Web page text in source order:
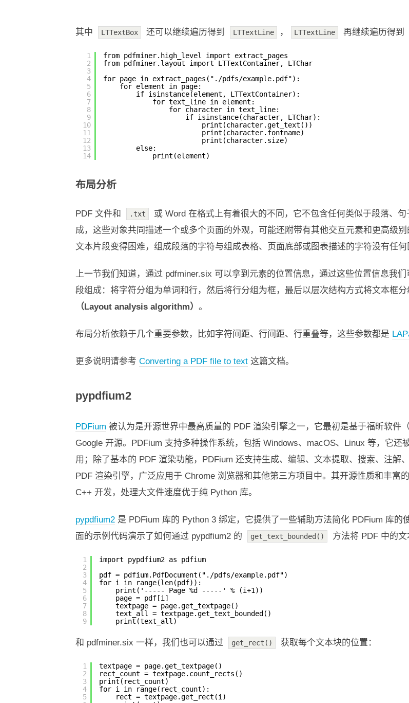
其中 LTTextBox 还可以继续遍历得到 LTTextLine ， LTTextLine 再继续遍历得到
1
2
3
4
5
6
7
8
9
10
11
12
13
14
from pdfminer.high_level import extract_pages
from pdfminer.layout import LTTextContainer, LTChar
for page in extract_pages("./pdfs/example.pdf"):
for element in page:
if isinstance(element, LTTextContainer):
for text_line in element:
for character in text_line:
if isinstance(character, LTChar):
print(character.get_text())
print(character.fontname)
print(character.size)
else:
print(element)
布局分析
PDF 文件和 .txt
或 Word 在格式上有着很大的不同，它不包含任何类似于段落、
成，这些对象共同描述一个或多个页面的外观，可能还附带有其他交互元素和更高级
文本片段变得困难，组成段落的字符与组成表格、页面底部或图表描述的字符没有任何
上一节我们知道，通过 pdfminer.six 可以拿到元素的位置信息，通过这些位置信息我
段组成：将字符分组为单词和行，然后将行分组为框，最后以层次结构方式将文本框
（Layout analysis algorithm） 。
布局分析依赖于几个重要参数，比如字符间距、行间距、行重叠等，这些参数都是
更多说明请参考 Converting a PDF file to text 这篇文档。
pypdfium2
PDFium 被认为是开源世界中最高质量的 PDF 渲染引擎之一，它最初是基于福昕软件
Google 开源。PDFium 支持多种操作系统，包括 Windows、macOS、Linux 等，它
用；除了基本的 PDF 渲染功能，PDFium 还支持生成、编辑、文本提取、搜索、注解
PDF 渲染引擎，广泛应用于 Chrome 浏览器和其他第三方项目中。其开源性质和丰富
C++ 开发，处理大文件速度优于纯 Python 库。
pypdfium2 是 PDFium 库的 Python 3 绑定，它提供了一些辅助方法简化 PDFium 库
面的示例代码演示了如何通过 pypdfium2 的
get_text_bounded() 方法将 PDF 中的文
1
2
3
4
5
6
7
8
9
import pypdfium2 as pdfium
pdf = pdfium.PdfDocument("./pdfs/example.pdf")
for i in range(len(pdf)):
print('----- Page %d -----' % (i+1))
page = pdf[i]
textpage = page.get_textpage()
text_all = textpage.get_text_bounded()
print(text_all)
和 pdfminer.six 一样，我们也可以通过 get_rect() 获取每个文本块的位置：
1
2
3
4
5
textpage = page.get_textpage()
rect_count = textpage.count_rects()
print(rect_count)
for i in range(rect_count):
rect = textpage.get_rect(i)